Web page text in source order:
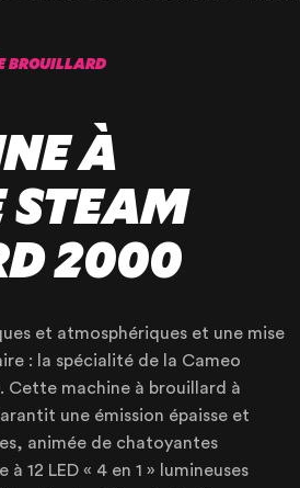
BROUILLARD
À
STEAM
2000
et atmosphériques et une mise
: la spécialité de la Cameo
Cette machine à brouillard à
une émission épaisse et
animée de chatoyantes
à 12 LED « 4 en 1 » lumineuses